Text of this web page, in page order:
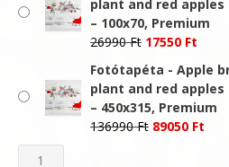
42990 Ft.
plant and red
– 100x70, Premium
26990Ft Original
was:
26990 Ft.
17550 Ft
is:
Fotótapéta - Apple
plant and red
– 450x315, Premium
136990Ft Original
89050 Ft
Fotótapéta